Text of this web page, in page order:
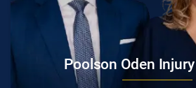
Poolson Oden